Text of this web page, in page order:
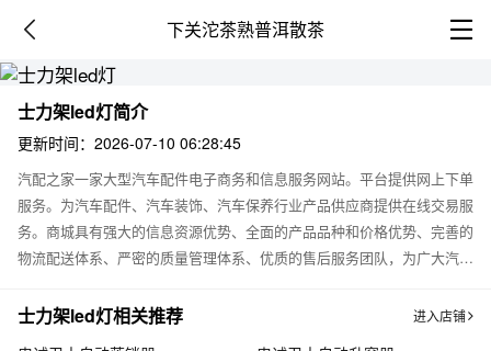
下关沱茶熟普洱散茶
士力架led灯简介
更新时间：2026-07-10 06:28:45
汽配之家一家大型汽车配件电子商务和信息服务网站。平台提供网上下单
服务。为汽车配件、汽车装饰、汽车保养行业产品供应商提供在线交易服
务。商城具有强大的信息资源优势、全面的产品品种和价格优势、完善的
物流配送体系、严密的质量管理体系、优质的售后服务团队，为广大汽车
先进的电子商务应用模式，全力促进本行业的进步和发展。本商城为士力
士力架led灯相关推荐 进入店铺